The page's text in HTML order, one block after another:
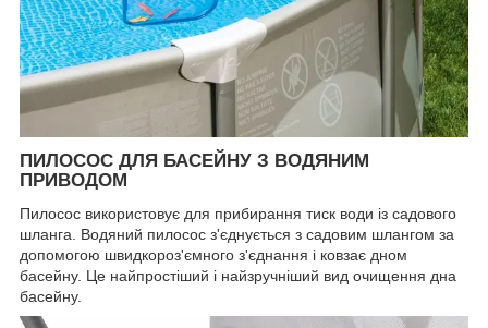
ПИЛОСОС ДЛЯ БАСЕЙНУ З ВОДЯНИМ
ПРИВОДОМ
Пилосос використовує для прибирання тиск води із садового
шланга. Водяний пилосос з'єднується з садовим шлангом за
допомогою швидкороз'ємного з'єднання і ковзає дном
басейну. Це найпростіший і найзручніший вид очищення дна
басейну.